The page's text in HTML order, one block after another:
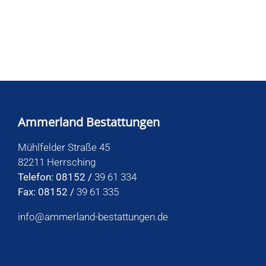
Ammerland Bestattungen
Mühlfelder Straße 45
82211 Herrsching
Telefon: 08152 / 39 61 334
Fax: 08152 / 39 61 335
info@ammerland-bestattungen.de